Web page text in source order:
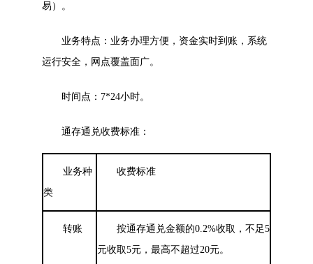
易）。
业务特点：业务办理方便，资金实时到账，系统
运行安全，网点覆盖面广。
时间点：7*24小时。
通存通兑收费标准：
业务种
类
收费标准
转账
按通存通兑金额的0.2%收取，不足5
元收取5元，最高不超过20元。